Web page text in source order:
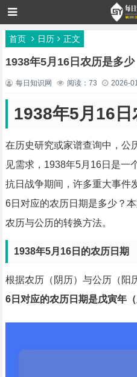
首页 日历 正文
1938年5月16日农历是多少
每日知识网 阅读：73 2026-
1938年5月16日
在历史研究或家谱查询中，公
见需求，1938年5月16日是一
抗日战争期间，许多重大事件
6日对应的农历日期是多少？
农历与公历的转换方法。
1938年5月16日的农历日期
根据农历（阴历）与公历（阳
6日对应的农历日期是戊寅年